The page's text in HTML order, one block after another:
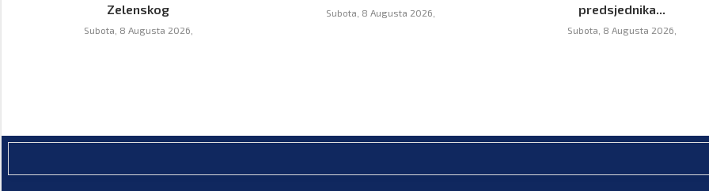
Zelenskog
Subota, 8 Augusta 2026,
Subota, 8 Augusta 2026,
predsjednika...
Subota, 8 Augusta 2026,